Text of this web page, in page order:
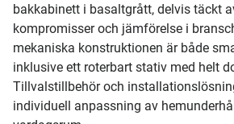
bakkabinett i basaltgrått, delvis täckt
kompromisser och jämförelse i
mekaniska konstruktionen är både
inklusive ett roterbart stativ med helt
Tillvalstillbehör och
individuell anpassning av